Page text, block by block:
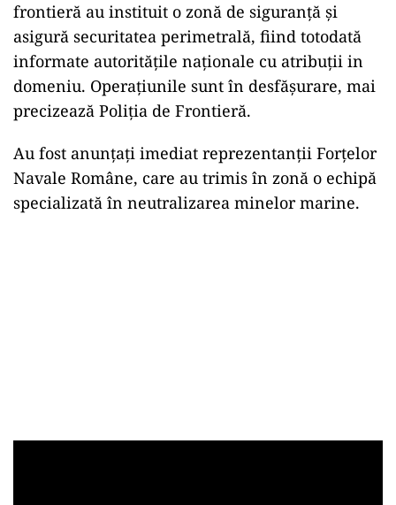
frontieră au instituit o zonă de siguranță și
asigură securitatea perimetrală, fiind totodată
informate autoritățile naționale cu atribuții in
domeniu. Operațiunile sunt în desfășurare, mai
precizează Poliția de Frontieră.
Au fost anunțați imediat reprezentanții Forțelor
Navale Române, care au trimis în zonă o echipă
specializată în neutralizarea minelor marine.